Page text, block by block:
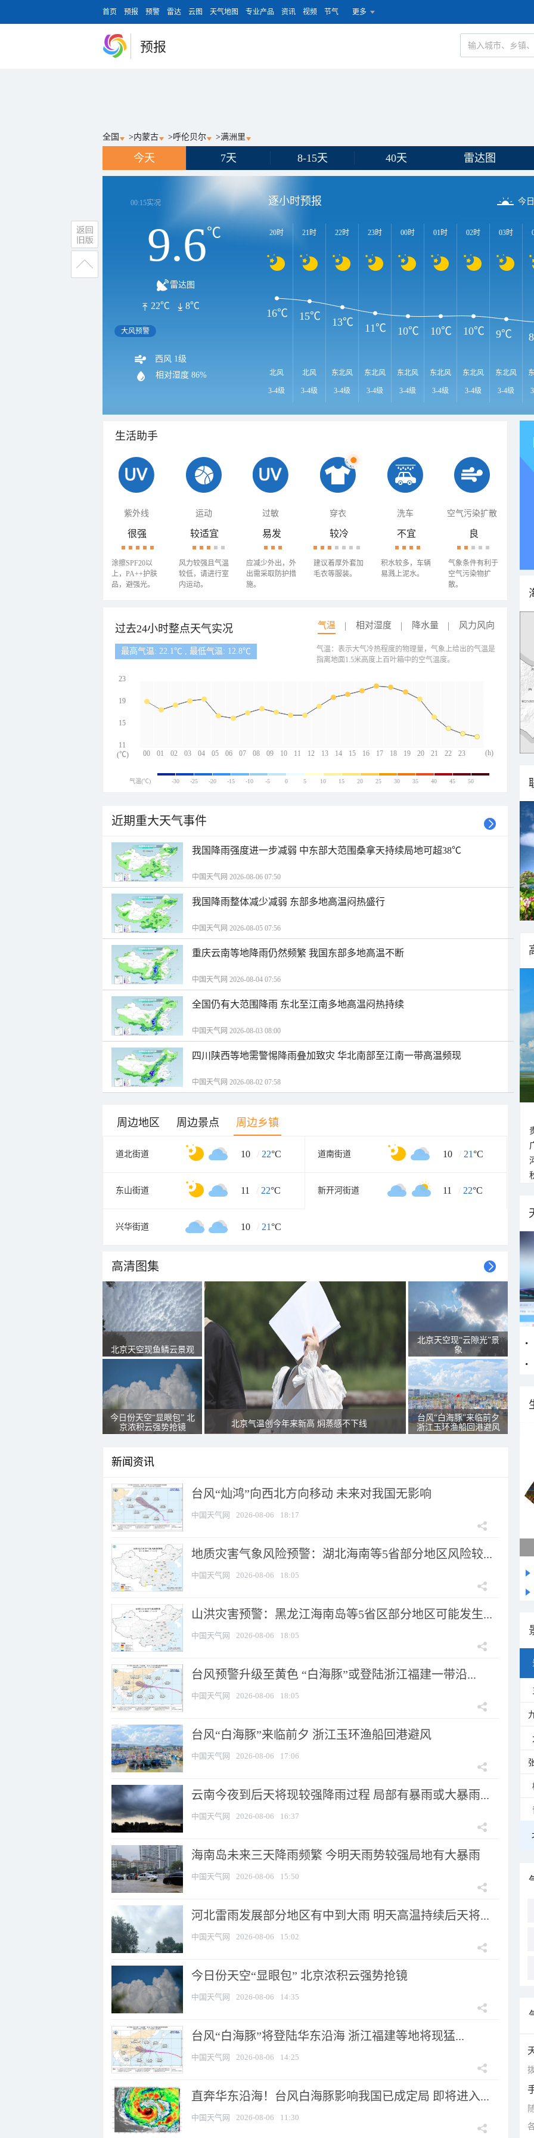
首页 预报 预警 雷达 云图 天气地图 专业产品 资讯 视频 节气 更多
预报
全国 >内蒙古 >呼伦贝尔 >满洲里
今天 7天 8-15天 40天 雷达图
00:15实况
9.6℃
雷达图
22℃ 8℃
大风预警
西风 1级
相对湿度 86%
逐小时预报 今
20时
北风
3-4级
21时
北风
3-4级
22时
东北风
3-4级
23时
东北风
3-4级
00时
东北风
3-4级
01时
东北风
3-4级
02时
东北风
3-4级
03时
东北风
3-4级
16℃ 15℃ 13℃ 11℃ 10℃ 10℃ 10℃ 9℃
生活助手
紫外线 运动 过敏 穿衣 洗车 空气污染扩散
很强
涂擦SPF20以
上，PA++护肤
品，避强光。
较适宜
风力较强且气温
较低，请进行室
内运动。
易发
应减少外出，外
出需采取防护措
施。
较冷
建议着厚外套加
毛衣等服装。
不宜
积水较多，车辆
易溅上泥水。
良
气象条件有利于
空气污染物扩
散。
过去24小时整点天气实况 气温 相对湿度 降水量 风力风向
最高气温: 22.1℃ , 最低气温: 12.8℃
00 01 02 03 04 05 06 07 08 09 10 11 12 13 14 15 16 17 18 19 20 21 22 23
23
19
15
11
(h)
(℃)
气温：表示大气冷热程度的物理量，气象上给出的气温是
指离地面1.5米高度上百叶箱中的空气温度。
气温(℃) -30 -25 -20 -15 -10 -5 0 5 10 15 20 25 30 35 40 45 50
近期重大天气事件
我国降雨强度进一步减弱 中东部大范围桑拿天持续局地可超38℃
中国天气网 2026-08-06 07:50
我国降雨整体减少减弱 东部多地高温闷热盛行
中国天气网 2026-08-05 07:56
重庆云南等地降雨仍然频繁 我国东部多地高温不断
中国天气网 2026-08-04 07:56
全国仍有大范围降雨 东北至江南多地高温闷热持续
中国天气网 2026-08-03 08:00
四川陕西等地需警惕降雨叠加致灾 华北南部至江南一带高温频现
中国天气网 2026-08-02 07:58
周边地区 周边景点 周边乡镇
道北街道 10 / 22°C 道南街道 10 / 21°C
东山街道 11 / 22°C 新开河街道 11 / 22°C
兴华街道 10 / 21°C
高清图集
北京天空现鱼鳞云景观
今日份天空“显眼包” 北
京浓积云强势抢镜
北京气温创今年来新高 焖蒸感不下线
北京天空现“云隙光”景
象
台风“白海豚”来临前夕
浙江玉环渔船回港避风
新闻资讯
台风“灿鸿”向西北方向移动 未来对我国无影响
中国天气网 2026-08-06 18:17
地质灾害气象风险预警：湖北海南等5省部分地区风险较...
中国天气网 2026-08-06 18:05
山洪灾害预警：黑龙江海南岛等5省区部分地区可能发生...
中国天气网 2026-08-06 18:05
台风预警升级至黄色 “白海豚”或登陆浙江福建一带沿...
中国天气网 2026-08-06 18:05
台风“白海豚”来临前夕 浙江玉环渔船回港避风
中国天气网 2026-08-06 17:06
云南今夜到后天将现较强降雨过程 局部有暴雨或大暴雨...
中国天气网 2026-08-06 16:37
海南岛未来三天降雨频繁 今明天雨势较强局地有大暴雨
中国天气网 2026-08-06 15:50
河北雷雨发展部分地区有中到大雨 明天高温持续后天将...
中国天气网 2026-08-06 15:02
今日份天空“显眼包” 北京浓积云强势抢镜
中国天气网 2026-08-06 14:35
台风“白海豚”将登陆华东沿海 浙江福建等地将现猛...
中国天气网 2026-08-06 14:25
直奔华东沿海！台风白海豚影响我国已成定局 即将进入...
中国天气网 2026-08-06 11:30